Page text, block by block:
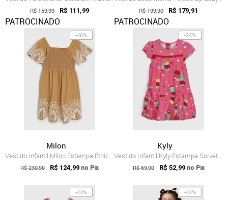
R$ 159,99 R$ 111,99
PATROCINADO
R$ 199,90 R$ 179,91
PATROCINADO
-46%
Milon
Vestido Infantil Milon Estampa Étnica Ma...
R$ 230,90 R$ 124,99 no Pix
-24%
Kyly
Vestido Infantil Kyly Estampa Sorvetes e...
R$ 69,90 R$ 52,99 no Pix
-44% -44%